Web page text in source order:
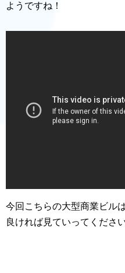
ようですね！
今回こちらの大型商業ビル
良ければ見ていってください